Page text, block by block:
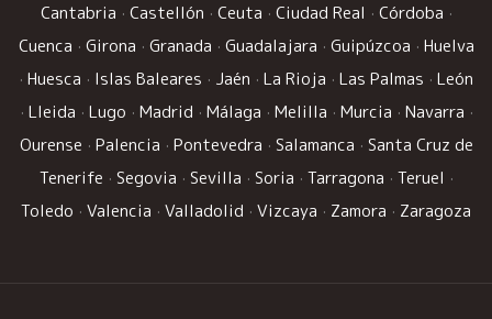
Cantabria · Castellón · Ceuta · Ciudad Real · Córdoba ·
Cuenca · Girona · Granada · Guadalajara · Guipúzcoa · Huelva
· Huesca · Islas Baleares · Jaén · La Rioja · Las Palmas · León
· Lleida · Lugo · Madrid · Málaga · Melilla · Murcia · Navarra ·
Ourense · Palencia · Pontevedra · Salamanca · Santa Cruz de
Tenerife · Segovia · Sevilla · Soria · Tarragona · Teruel ·
Toledo · Valencia · Valladolid · Vizcaya · Zamora · Zaragoza